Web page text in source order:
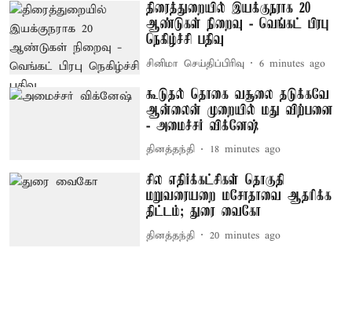
திரைத்துறையில் இயக்குநராக 20
ஆண்டுகள் நிறைவு - வெங்கட் பிரபு
நெகிழ்ச்சி பதிவு
சினிமா செய்திப்பிரிவு 6 minutes ago
கூடுதல் தொகை வசூலை தடுக்கவே
ஆன்லைன் முறையில் மது விற்பனை
- அமைச்சர் விக்னேஷ்
தினத்தந்தி 18 minutes ago
சில எதிர்க்கட்சிகள் தொகுதி
மறுவரையறை மசோதாவை ஆதரிக்க
திட்டம்; துரை வைகோ
தினத்தந்தி 20 minutes ago